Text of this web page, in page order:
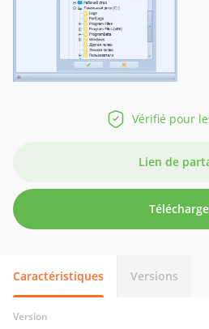
Vérifié pour
Lien de
Caractéristiques Versions
Version